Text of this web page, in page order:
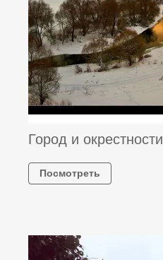
Город и окрестности
Посмотреть